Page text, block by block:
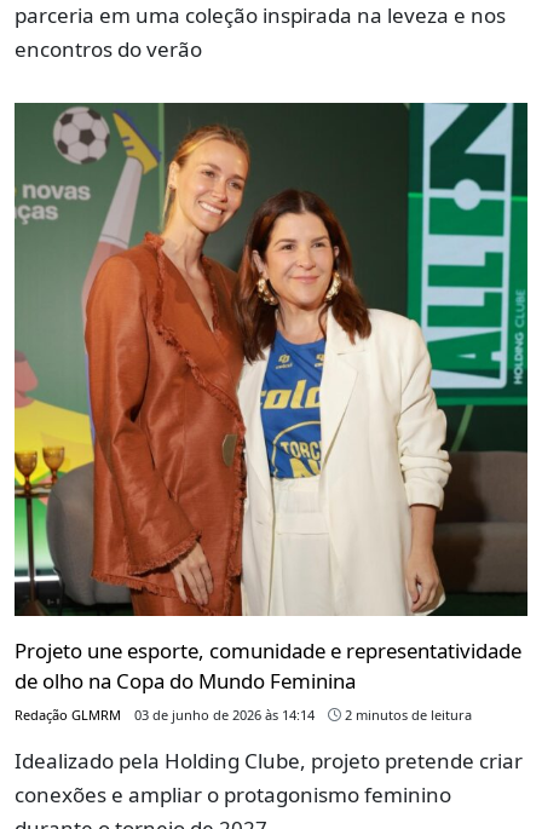
parceria em uma coleção inspirada na leveza e nos
encontros do verão
Projeto une esporte, comunidade e representatividade
de olho na Copa do Mundo Feminina
Redação GLMRM 03 de junho de 2026 às 14:14 2 minutos de leitura
Idealizado pela Holding Clube, projeto pretende criar
conexões e ampliar o protagonismo feminino